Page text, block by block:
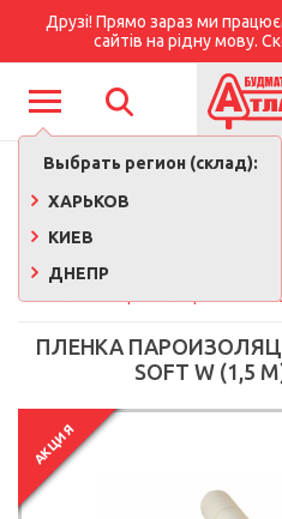
Друзі! Прямо зараз ми
сайтів на рідну мову.
Выбрать регион (склад):
ХАРЬКОВ
КИЕВ
ДНЕПР
Главная Кровля, утепление,
Паробарьер,
Пленка пароизоляционная
ПЛЕНКА
SOFT W (1,5
АКЦИЯ